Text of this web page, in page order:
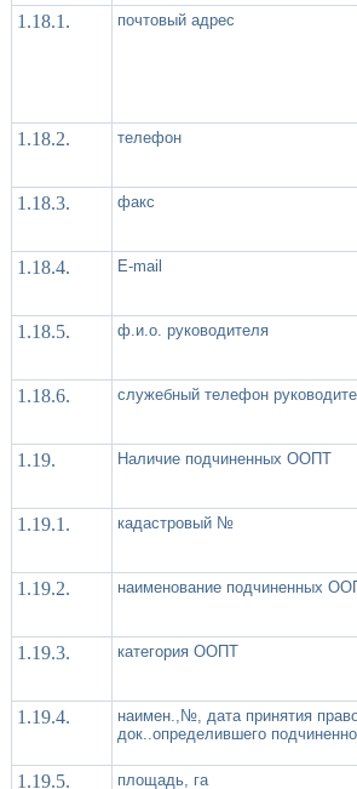
1.18.1. почтовый адрес
1.18.2. телефон
1.18.3. факс
1.18.4. Е-mail
1.18.5. ф.и.о. руководителя
1.18.6. служебный телефон
1.19. Наличие подчиненных ООПТ
1.19.1. кадастровый №
1.19.2. наименование подчиненных
1.19.3. категория ООПТ
1.19.4.
наимен.,№, дата принятия
док..определившего
1.19.5. площадь, га